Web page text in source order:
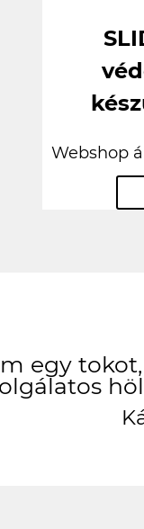
Webshop
egy